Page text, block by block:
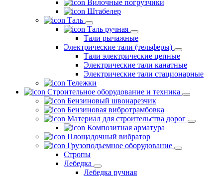
Вилочные погрузчики
Штабелер
Таль
Таль ручная
Тали рычажные
Электрические тали (тельферы)
Тали электрические цепные
Электрические тали канатные
Электрические тали стационарные
Тележки
Строительное оборудование и техника
Бензиновый швонарезчик
Бензиновая вибротрамбовка
Материал для строительства дорог
Композитная арматура
Площадочный вибратор
Грузоподъемное оборудование
Стропы
Лебедка
Лебедка ручная